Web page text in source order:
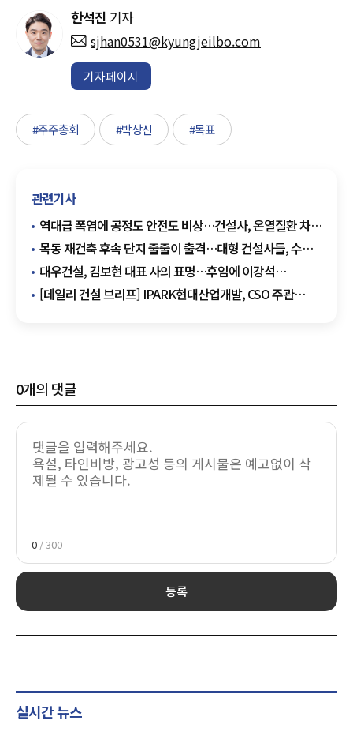
한석진 기자
sjhan0531@kyungjeilbo.com
기자페이지
#주주총회 #박상신 #목표
관련기사
역대급 폭염에 공정도 안전도 비상…건설사, 온열질환 차단
총력
목동 재건축 후속 단지 줄줄이 출격…대형 건설사들, 수주
셈법 분주
대우건설, 김보현 대표 사의 표명…후임에 이강석
대외협력단장 추천
[데일리 건설 브리프] IPARK현대산업개발, CSO 주관
0개의 댓글
0 / 300
등록
실시간 뉴스